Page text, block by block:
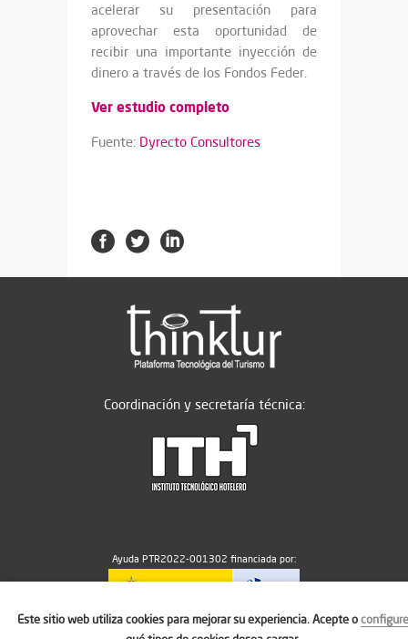
acelerar su presentación para
aprovechar esta oportunidad de
recibir una importante inyección de
dinero a través de los Fondos Feder.
Ver estudio completo
Fuente: Dyrecto Consultores
Coordinación y secretaría técnica:
Ayuda PTR2022-001302 financiada por:
MICIU/AEI/10.13039/501100011033
Este sitio web utiliza cookies para mejorar su experiencia. Acepte oconfigure